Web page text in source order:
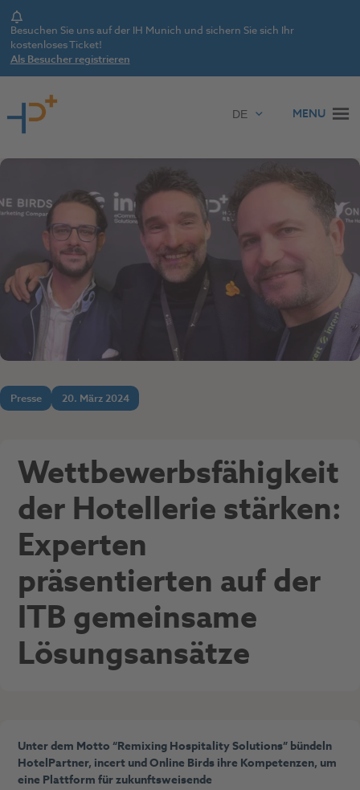
Notice
Besuchen Sie uns auf der IH Munich und sichern Sie sich Ihr
kostenloses Ticket!
Als Besucher registrieren
MENU
Presse 20. März 2024
Wettbewerbsfähigkeit
der Hotellerie stärken:
Experten
präsentierten auf der
ITB gemeinsame
Lösungsansätze
Unter dem Motto “Remixing Hospitality Solutions” bündeln
HotelPartner, incert und Online Birds ihre Kompetenzen, um
eine Plattform für zukunftsweisende